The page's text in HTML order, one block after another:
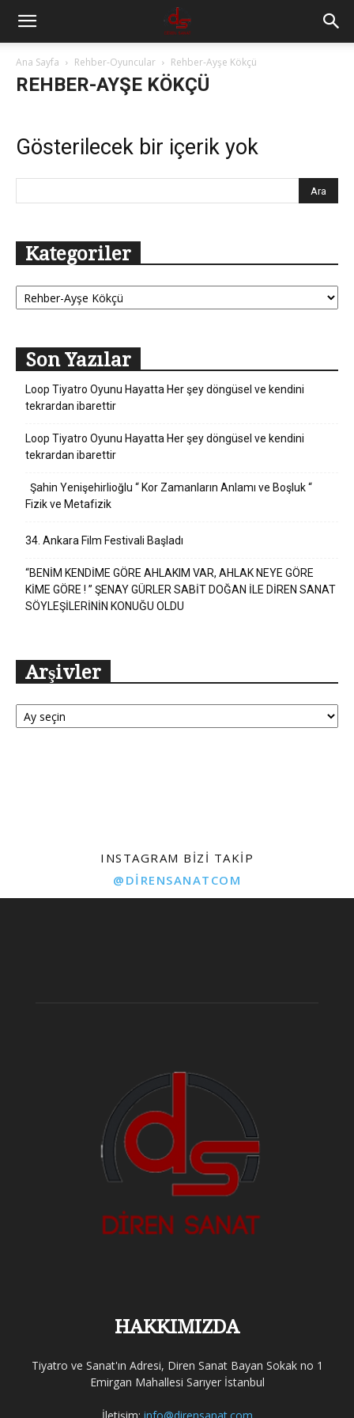
Ana Sayfa Rehber-Oyuncular Rehber-Ayşe Kökçü
REHBER-AYŞE KÖKÇÜ
Gösterilecek bir içerik yok
Kategoriler
Kategoriler
Son Yazılar
Loop Tiyatro Oyunu Hayatta Her şey döngüsel ve kendini
tekrardan ibarettir
Loop Tiyatro Oyunu Hayatta Her şey döngüsel ve kendini
tekrardan ibarettir
Şahin Yenişehirlioğlu “ Kor Zamanların Anlamı ve Boşluk “
Fizik ve Metafizik
34. Ankara Film Festivali Başladı
“BENİM KENDİME GÖRE AHLAKIM VAR, AHLAK NEYE GÖRE
KİME GÖRE ! ” ŞENAY GÜRLER SABİT DOĞAN İLE DİREN SANAT
SÖYLEŞİLERİNİN KONUĞU OLDU
Arşivler
Arşivler
INSTAGRAM BIZI TAKIP
@DIRENSANATCOM
HAKKIMIZDA
Tiyatro ve Sanat'ın Adresi, Diren Sanat Bayan Sokak no 1
Emirgan Mahallesi Sarıyer İstanbul
İletişim: info@dirensanat.com